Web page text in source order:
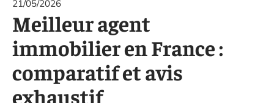
21/05/2026
Meilleur agent
immobilier en France :
comparatif et avis
exhaustif